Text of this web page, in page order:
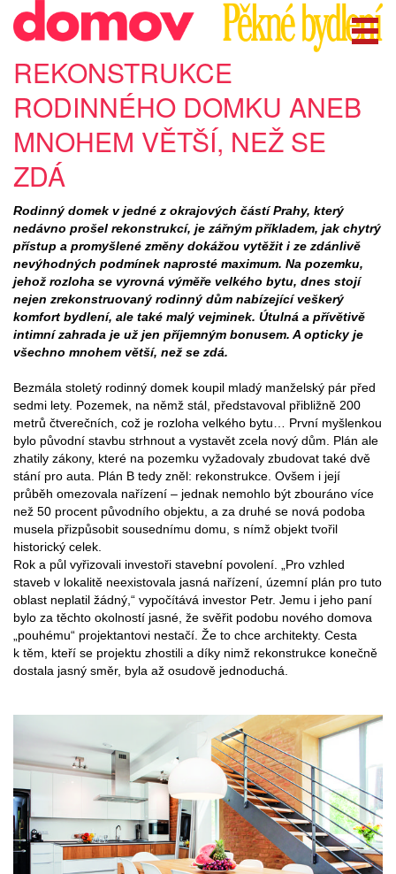
REKONSTRUKCE
RODINNÉHO DOMKU ANEB
MNOHEM VĚTŠÍ, NEŽ SE
ZDÁ
Rodinný domek v jedné z okrajových částí Prahy, který
nedávno prošel rekonstrukcí, je zářným příkladem, jak chytrý
přístup a promyšlené změny dokážou vytěžit i ze zdánlivě
nevýhodných podmínek naprosté maximum. Na pozemku,
jehož rozloha se vyrovná výměře velkého bytu, dnes stojí
nejen zrekonstruovaný rodinný dům nabízející veškerý
komfort bydlení, ale také malý vejminek. Útulná a přívětivě
intimní zahrada je už jen příjemným bonusem. A opticky je
všechno mnohem větší, než se zdá.
Bezmála stoletý rodinný domek koupil mladý manželský pár před
sedmi lety. Pozemek, na němž stál, představoval přibližně 200
metrů čtverečních, což je rozloha velkého bytu… První myšlenkou
bylo původní stavbu strhnout a vystavět zcela nový dům. Plán ale
zhatily zákony, které na pozemku vyžadovaly zbudovat také dvě
stání pro auta. Plán B tedy zněl: rekonstrukce. Ovšem i její
průběh omezovala nařízení – jednak nemohlo být zbouráno více
než 50 procent původního objektu, a za druhé se nová podoba
musela přizpůsobit sousednímu domu, s nímž objekt tvořil
historický celek.
Rok a půl vyřizovali investoři stavební povolení. „Pro vzhled
staveb v lokalitě neexistovala jasná nařízení, územní plán pro tuto
oblast neplatil žádný,“ vypočítává investor Petr. Jemu i jeho paní
bylo za těchto okolností jasné, že svěřit podobu nového domova
„pouhému“ projektantovi nestačí. Že to chce architekty. Cesta
k těm, kteří se projektu zhostili a díky nimž rekonstrukce konečně
dostala jasný směr, byla až osudově jednoduchá.